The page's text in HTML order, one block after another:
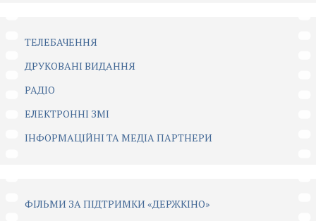
ТЕЛЕБАЧЕННЯ
ДРУКОВАНІ ВИДАННЯ
РАДІО
ЕЛЕКТРОННІ ЗМІ
ІНФОРМАЦІЙНІ ТА МЕДІА ПАРТНЕРИ
ФІЛЬМИ ЗА ПІДТРИМКИ «ДЕРЖКІНО»